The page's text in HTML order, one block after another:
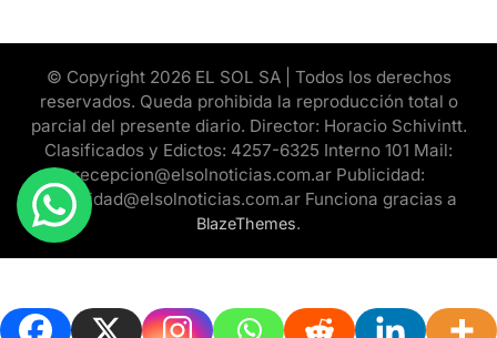
© Copyright 2026 EL SOL SA | Todos los derechos
reservados. Queda prohibida la reproducción total o
parcial del presente diario. Director: Horacio Schivintt.
Clasificados y Edictos: 4257-6325 Interno 101 Mail:
recepcion@elsolnoticias.com.ar Publicidad:
publicidad@elsolnoticias.com.ar Funciona gracias a
BlazeThemes.